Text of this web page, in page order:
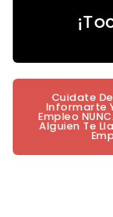
Cuidate
Informarte
Empleo
Alguien Te